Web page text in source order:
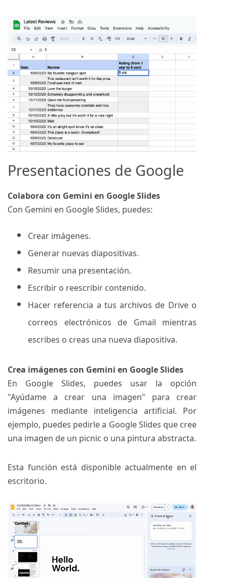
Presentaciones de Google
Colabora con Gemini en Google Slides
Con Gemini en Google Slides, puedes:
Crear imágenes.
Generar nuevas diapositivas.
Resumir una presentación.
Escribir o reescribir contenido.
Hacer referencia a tus archivos de Drive o
correos electrónicos de Gmail mientras
escribes o creas una nueva diapositiva.
Crea imágenes con Gemini en Google Slides
En Google Slides, puedes usar la opción
"Ayúdame a crear una imagen" para crear
imágenes mediante inteligencia artificial. Por
ejemplo, puedes pedirle a Google Slides que cree
una imagen de un picnic o una pintura abstracta.
Esta función está disponible actualmente en el
escritorio.